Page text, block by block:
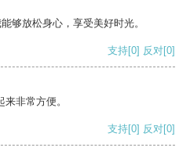
够放松身心，享受美好时光。
支持[0] 反对[0]
非常方便。
支持[0] 反对[0]